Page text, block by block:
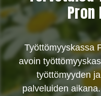
Työttömyyskassa
avoin
työttömyyden
palveluiden